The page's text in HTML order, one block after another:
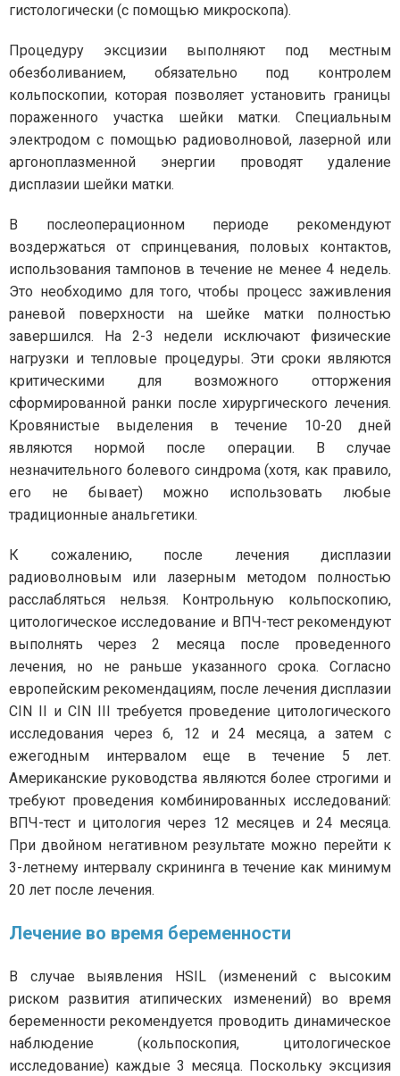
гистологически (с помощью микроскопа).
Процедуру эксцизии выполняют под местным
обезболиванием, обязательно под контролем
кольпоскопии, которая позволяет установить границы
пораженного участка шейки матки. Специальным
электродом с помощью радиоволновой, лазерной или
аргоноплазменной энергии проводят удаление
дисплазии шейки матки.
В послеоперационном периоде рекомендуют
воздержаться от спринцевания, половых контактов,
использования тампонов в течение не менее 4 недель.
Это необходимо для того, чтобы процесс заживления
раневой поверхности на шейке матки полностью
завершился. На 2-3 недели исключают физические
нагрузки и тепловые процедуры. Эти сроки являются
критическими для возможного отторжения
сформированной ранки после хирургического лечения.
Кровянистые выделения в течение 10-20 дней
являются нормой после операции. В случае
незначительного болевого синдрома (хотя, как правило,
его не бывает) можно использовать любые
традиционные анальгетики.
К сожалению, после лечения дисплазии
радиоволновым или лазерным методом полностью
расслабляться нельзя. Контрольную кольпоскопию,
цитологическое исследование и ВПЧ-тест рекомендуют
выполнять через 2 месяца после проведенного
лечения, но не раньше указанного срока. Согласно
европейским рекомендациям, после лечения дисплазии
CIN II и CIN III требуется проведение цитологического
исследования через 6, 12 и 24 месяца, а затем с
ежегодным интервалом еще в течение 5 лет.
Американские руководства являются более строгими и
требуют проведения комбинированных исследований:
ВПЧ-тест и цитология через 12 месяцев и 24 месяца.
При двойном негативном результате можно перейти к
3-летнему интервалу скрининга в течение как минимум
20 лет после лечения.
Лечение во время беременности
В случае выявления HSIL (изменений с высоким
риском развития атипических изменений) во время
беременности рекомендуется проводить динамическое
наблюдение (кольпоскопия, цитологическое
исследование) каждые 3 месяца. Поскольку эксцизия